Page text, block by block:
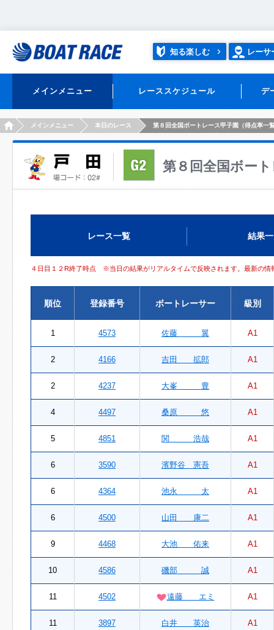
知る楽しむ レーサ
メインメニュー レーススケジュール デ
HOMEメインメニュー 本日のレース 第８回全国ボートレース甲子園（得点率一
第８回全国ボー
レース一覧 結果
４日目１２R終了時点 ※当日の結果がリアルタイムで反映されます。最新の情
順位 登録番号 ボートレーサー 級別
1 4573 佐藤 翼 A1
2 4166 吉田 拡郎 A1
2 4237 大峯 豊 A1
4 4497 桑原 悠 A1
5 4851 関 浩哉 A1
6 3590 濱野谷 憲吾 A1
6 4364 池永 太 A1
6 4500 山田 康二 A1
9 4468 大池 佑来 A1
10 4586 磯部 誠 A1
11 4502 遠藤 エミ A1
11 3897 白井 英治 A1